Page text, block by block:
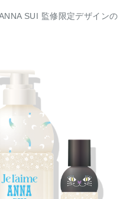
SUI 監修限定デザインの